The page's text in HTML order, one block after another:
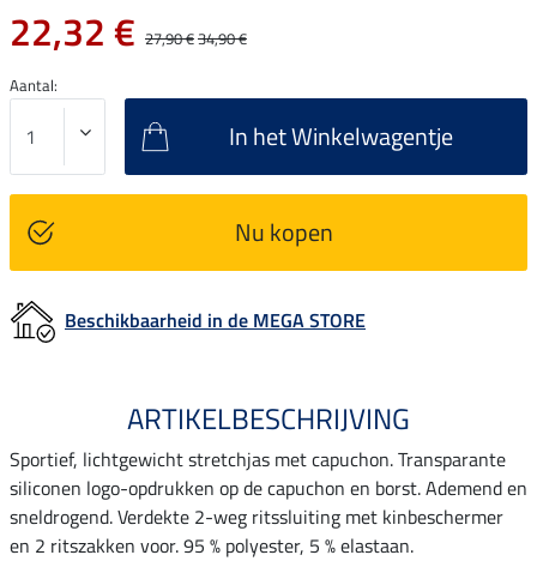
22,32 € 27,90 €34,90 €
Aantal:
In het Winkelwagentje
Nu kopen
Beschikbaarheid in de MEGA STORE
ARTIKELBESCHRIJVING
Sportief, lichtgewicht stretchjas met capuchon. Transparante
siliconen logo-opdrukken op de capuchon en borst. Ademend en
sneldrogend. Verdekte 2-weg ritssluiting met kinbeschermer
en 2 ritszakken voor. 95 % polyester, 5 % elastaan.